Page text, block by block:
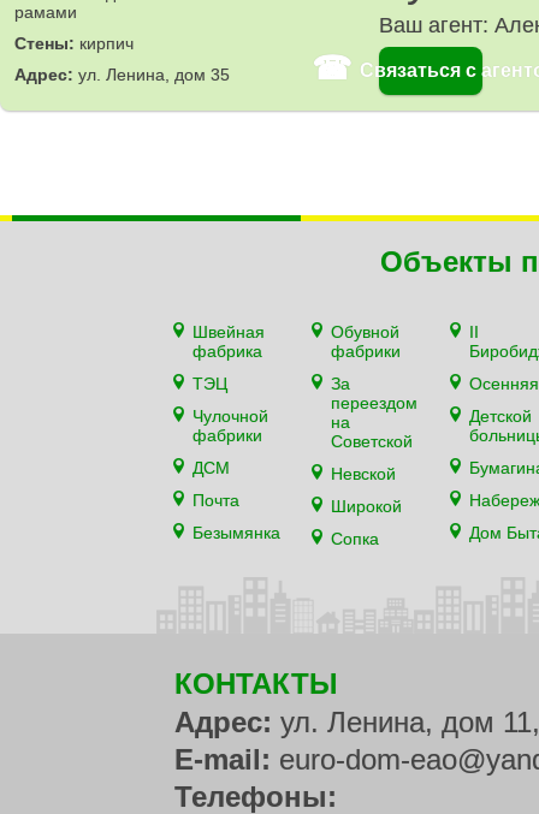
рамами
Стены: кирпич
Адрес: ул. Ленина, дом 35
Ваш агент:
☎ Связаться с
Объекты
Швейная
фабрика
ТЭЦ
Чулочной
фабрики
ДСМ
Почта
Безымянка
Обувной
фабрики
За
переездом
на
Советской
Невской
Широкой
Сопка
II
Осенняя
Детской
Дом
КОНТАКТЫ
Адрес: ул. Ленина, дом
E-mail: euro-dom-
Телефоны: